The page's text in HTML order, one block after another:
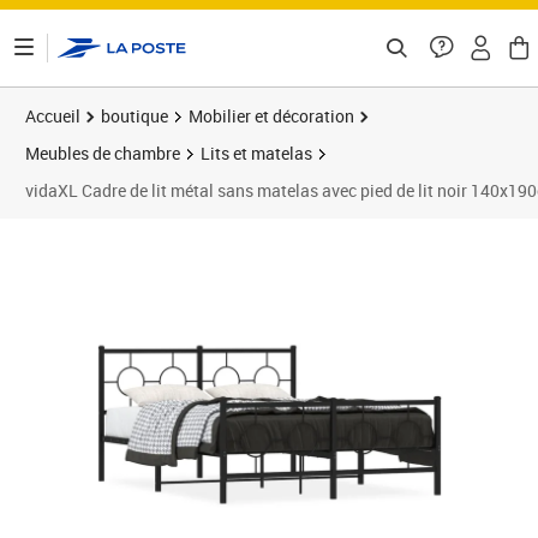
Accueil boutique
Mobilier et décoration
Meubles de chambre
Lits et matelas
vidaXL Cadre de lit métal sans matelas avec pied de lit noir